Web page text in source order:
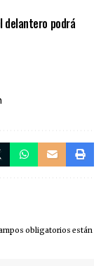
delantero podrá
obligatorios están